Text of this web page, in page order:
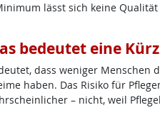
lässt sich keine
bedeutet eine
dass weniger
haben. Das Risiko für
– nicht, weil